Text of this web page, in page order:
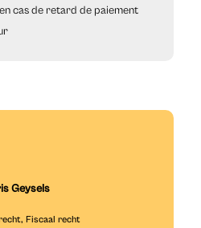
cas de retard de paiement
Geysels
Fiscaal recht